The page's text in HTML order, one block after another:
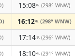
15:08↑(298° WNW)
16:12↑(298° WNW)
17:14↑(296° WNW)
18:10↑(291° WNW)